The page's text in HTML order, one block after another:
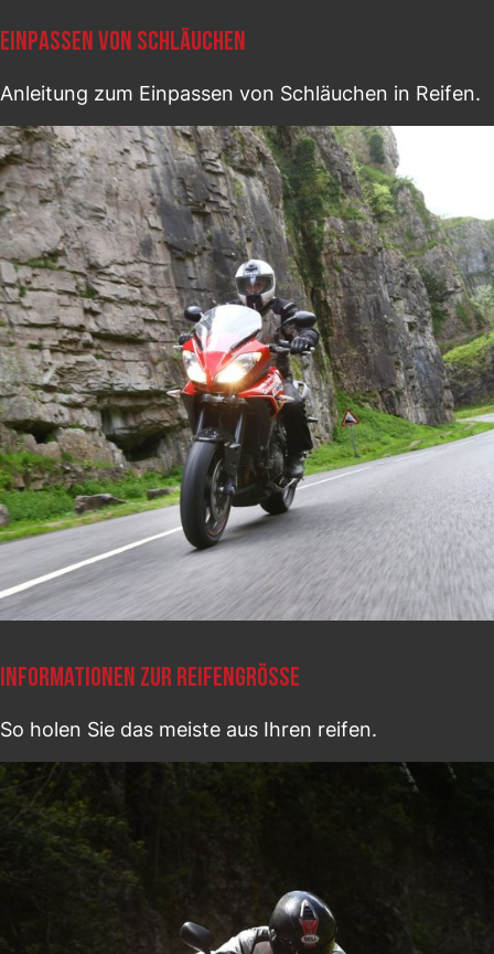
EINPASSEN VON SCHLÄUCHEN
Anleitung zum Einpassen von Schläuchen in Reifen.
INFORMATIONEN ZUR REIFENGRÖSSE
So holen Sie das meiste aus Ihren reifen.